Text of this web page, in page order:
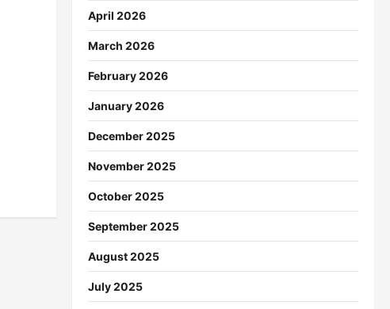
April 2026
March 2026
February 2026
January 2026
December 2025
November 2025
October 2025
September 2025
August 2025
July 2025